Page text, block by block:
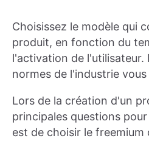
Choisissez le modèle qui
produit, en fonction du
l'activation de l'utilisateur.
normes de l'industrie
Lors de la création d'un
principales questions
est de choisir le freemium